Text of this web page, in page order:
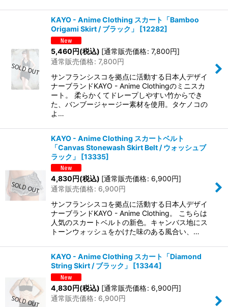
KAYO - Anime Clothing スカート「Bamboo
Origami Skirt / ブラック」
[12282]
5,460円(税込) [通常販売価格: 7,800円]
通常販売価格: 7,800円
サンフランシスコを拠点に活動する日本人デザイ
ナーブランドKAYO - Anime Clothingのミニスカ
ート。 柔らかくてドレープしやすい竹からでき
た、バンブージャージー素材を使用。タケノコの
よ…
KAYO - Anime Clothing スカートベルト
「Canvas Stonewash Skirt Belt / ウォッシュブ
ラック」
[13335]
4,830円(税込) [通常販売価格: 6,900円]
通常販売価格: 6,900円
サンフランシスコを拠点に活動する日本人デザイ
ナーブランドKAYO - Anime Clothing。 こちらは
人気のスカートベルトの新色。キャンバス地にス
トーンウォッシュをかけた味のある風合い、…
KAYO - Anime Clothing スカート「Diamond
String Skirt / ブラック」
[13344]
4,830円(税込) [通常販売価格: 6,900円]
通常販売価格: 6,900円